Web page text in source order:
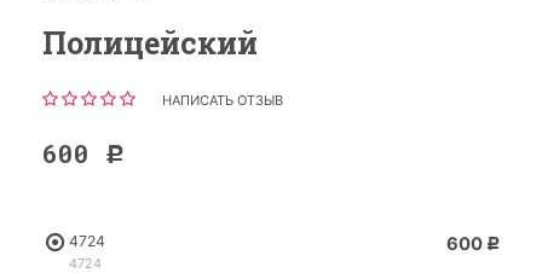
Полицейский
НАПИСАТЬ ОТЗЫВ
600 Р
600 Р
4724
4724